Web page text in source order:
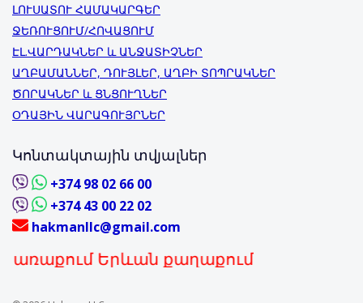
ԼՈՒՍԱՏՈՒ ՀԱՄԱԿԱՐԳԵՐ
ՋԵՌՈՒՑՈՒՄ/ՀՈՎԱՑՈՒՄ
ԷԼ.ՎԱՐԴԱԿՆԵՐ և ԱՆՋԱՏԻՉՆԵՐ
ԱՂԲԱՄԱՆՆԵՐ, ԴՈՒՅԼԵՐ, ԱՂԲԻ ՏՈՊՐԱԿՆԵՐ
ԾՈՐԱԿՆԵՐ և ՑՆՑՈՒՂՆԵՐ
ՕԴԱՅԻՆ ՎԱՐԱԳՈՒՅՐՆԵՐ
Կոնտակտային տվյալներ
+374 98 02 66 00
+374 43 00 22 02
hakmanllc@gmail.com
Երևան քաղաքում